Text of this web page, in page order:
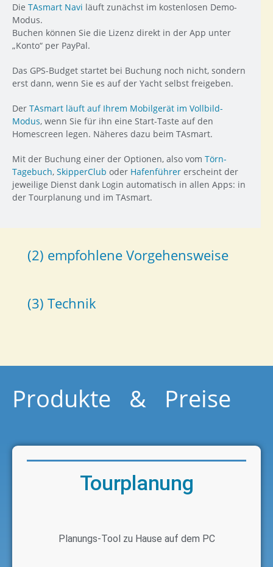
(2) empfohlene Vorgehensweise
(3) Technik
Die TAsmart Navi läuft zunächst im kostenlosen Demo-
Modus.
Buchen können Sie die Lizenz direkt in der App unter
„Konto“ per PayPal.
Das GPS-Budget startet bei Buchung noch nicht, sondern
erst dann, wenn Sie es auf der Yacht selbst freigeben.
Der TAsmart läuft auf Ihrem Mobilgerät im Vollbild-
Modus, wenn Sie für ihn eine Start-Taste auf den
Homescreen legen. Näheres dazu beim TAsmart.
Mit der Buchung einer der Optionen, also vom Törn-
Tagebuch, SkipperClub oder Hafenführer erscheint der
jeweilige Dienst dank Login automatisch in allen Apps: in
der Tourplanung und im TAsmart.
Produkte & Preise
Tourplanung
Planungs-Tool zu Hause auf dem PC